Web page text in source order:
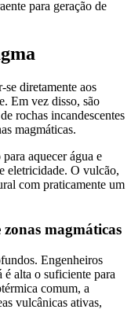
para geração de
se diretamente aos
Em vez disso, são
rochas incandescentes
magmáticas.
para aquecer água e
eletricidade. O vulcão,
com praticamente um
magmáticas
Engenheiros
é alta o suficiente para
comum, a
vulcânicas ativas,